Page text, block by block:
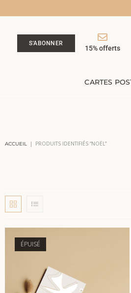
S'ABONNER
15% offerts
CARTES
ACCUEIL | PRODUITS IDENTIFIÉS “NOËL”
ÉPUISÉ